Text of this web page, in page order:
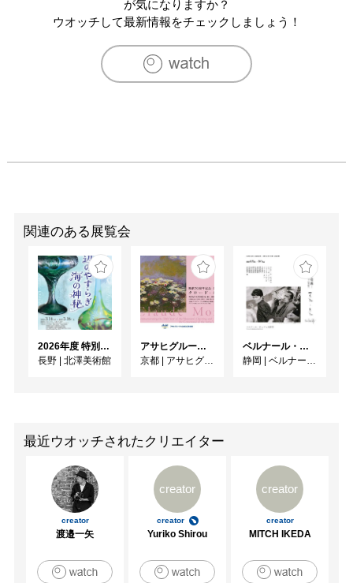
が気になりますか？
ウオッチして最新情報をチェックしましょう！
関連のある展覧会
2026年度 特別展「ガレとドーム、アール･ヌーヴォーのガラス 水辺のやすらぎ、海の神秘」
長野 | 北澤美術館
アサヒグループ大山崎山荘美術館 開館30周年記念展「没後100年 クロード・モネ」
京都 | アサヒグループ大山崎山荘美術館
ベルナール・ビュフェと写真 ーカメラがとらえたビュフェとその時代、そして21 世紀へ
静岡 | ベルナール・ビュフェ美術館
最近ウオッチされたクリエイター
creator
渡邉一矢
creator
creator
Yuriko Shirou
creator
creator
MITCH IKEDA